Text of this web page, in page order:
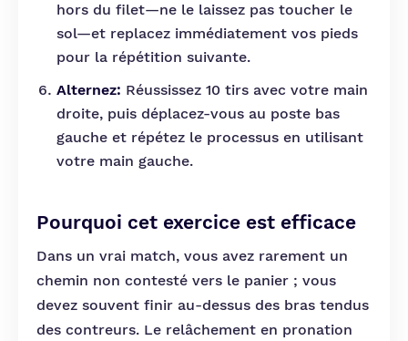
hors du filet—ne le laissez pas toucher le
sol—et replacez immédiatement vos pieds
pour la répétition suivante.
Alternez: Réussissez 10 tirs avec votre main
droite, puis déplacez-vous au poste bas
gauche et répétez le processus en utilisant
votre main gauche.
Pourquoi cet exercice est efficace
Dans un vrai match, vous avez rarement un
chemin non contesté vers le panier ; vous
devez souvent finir au-dessus des bras tendus
des contreurs. Le relâchement en pronation